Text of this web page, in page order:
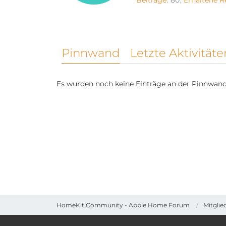
HomeKit.Community - Apple Home Forum
Pinnwand Letzte
Es wurden noch keine Einträge an der